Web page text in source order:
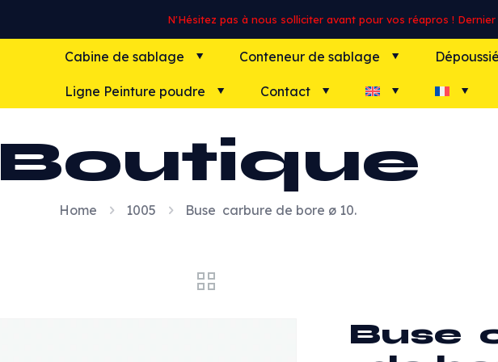
N'Hésitez pas à nous solliciter avant pour vos réapros !
Cabine de sablage Conteneur de sablage
Ligne Peinture poudre Contact
Boutique
Home 1005 Buse carbure de bore ø 10.
Buse